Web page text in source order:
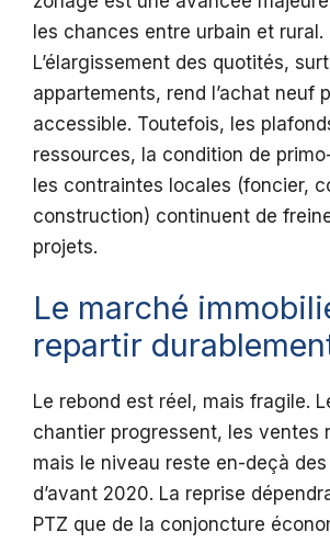
les chances entre urbain et rural.
L’élargissement des quotités,
appartements, rend l’achat neuf
accessible. Toutefois, les
ressources, la condition de
les contraintes locales (foncier,
construction) continuent de
projets.
Le marché
repartir
Le rebond est réel, mais fragile.
chantier progressent, les ventes
mais le niveau reste en-deçà
d’avant 2020. La reprise
PTZ que de la conjoncture